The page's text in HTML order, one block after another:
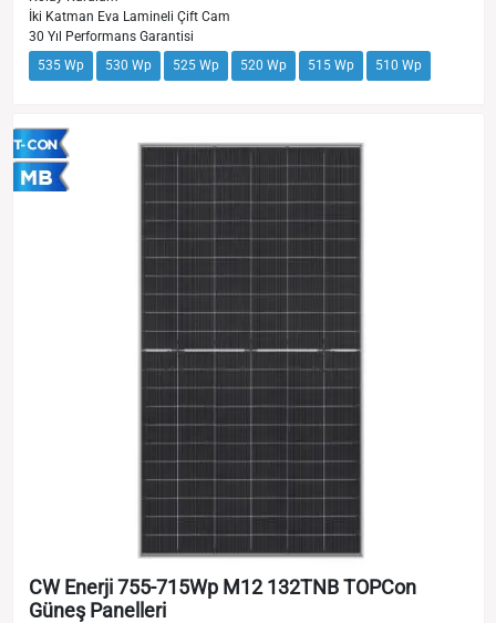
İki Katman Eva Lamineli Çift Cam
30 Yıl Performans Garantisi
535 Wp
530 Wp 525 Wp 520 Wp 515 Wp 510 Wp
CW Enerji 755-715Wp M12 132TNB TOPCon
Güneş Panelleri